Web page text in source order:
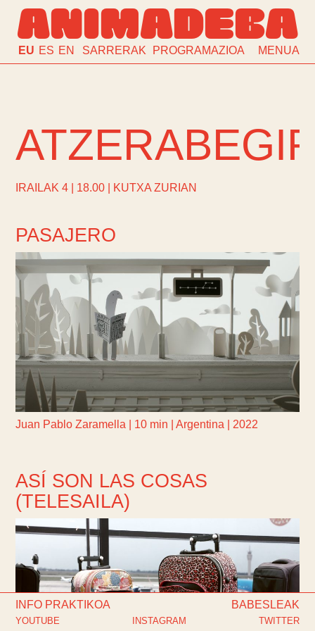
ANIMADEBA
MENUA
PROGRAMAZIOA
SARRERAK
EU ES EN
IRAILAK 4 | 18.00 | KUTXA ZURIAN
PASAJERO
Juan Pablo Zaramella | 10 min | Argentina | 2022
ASÍ SON LAS COSAS
(TELESAILA)
YOUTUBE INSTAGRAM TWITTER
INFO PRAKTIKOA BABESLEAK